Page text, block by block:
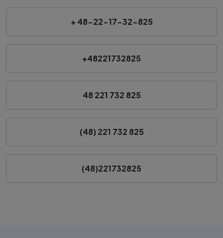
+ 48-22-17-32-825
+48221732825
48 221 732 825
(48) 221 732 825
(48)221732825